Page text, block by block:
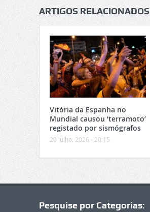
ARTIGOS RELACIONADOS
Vitória da Espanha no
Mundial causou ‘terramoto’
registado por sismógrafos
20 Julho, 2026 - 20:15
Pesquise por Categorias: